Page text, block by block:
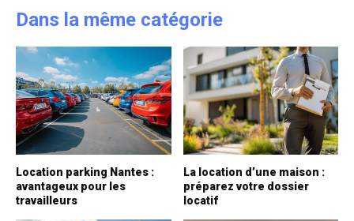
Dans la même catégorie
Location parking Nantes :
avantageux pour les
travailleurs
La location d’une maison :
préparez votre dossier
locatif